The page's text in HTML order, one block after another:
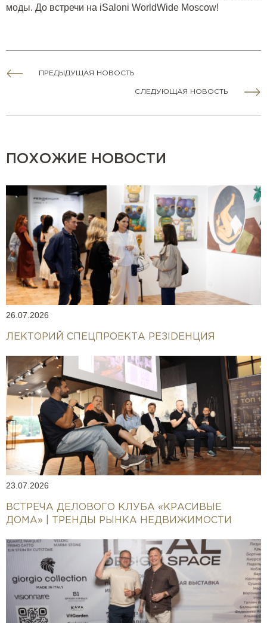
моды. До встречи на iSaloni WorldWide Moscow!
ПРЕДЫДУЩАЯ НОВОСТЬ
СЛЕДУЮЩАЯ НОВОСТЬ
ПОХОЖИЕ НОВОСТИ
26.07.2026
ЛЕКТОРИЙ СПЕЦПРОЕКТА РЕЗIDEНЦИЯ
23.07.2026
ВСТРЕЧА ДЕЛОВОГО КЛУБА «КРАСИВЫЕ
ДОМА» | ТРЕНДЫ РЫНКА НЕДВИЖИМОСТИ